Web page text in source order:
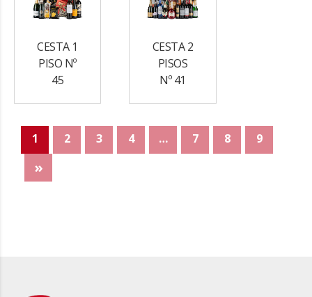
CESTA 1
PISO Nº
45
CESTA 2
PISOS
Nº 41
1 2 3 4 … 7 8 9
»